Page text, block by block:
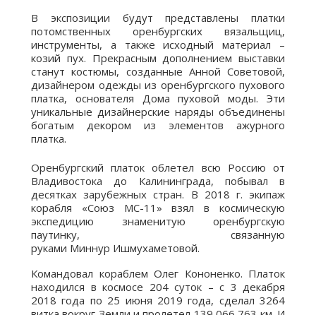
В экспозиции будут представлены платки
потомственных оренбургских вязальщиц,
инструменты, а также исходный материал –
козий пух. Прекрасным дополнением выставки
станут костюмы, созданные Анной Советовой,
дизайнером одежды из оренбургского пухового
платка, основателя Дома пуховой моды. Эти
уникальные дизайнерские наряды объединены
богатым декором из элементов ажурного
платка.
Оренбургский платок облетел всю Россию от
Владивостока до Калининграда, побывал в
десятках зарубежных стран. В 2018 г. экипаж
корабля «Союз МС-11» взял в космическую
экспедицию знаменитую оренбургскую
паутинку, связанную
руками Миннур Ишмухаметовой.
Командовал кораблем Олег Кононенко. Платок
находился в космосе 204 суток – с 3 декабря
2018 года по 25 июня 2019 года, сделал 3264